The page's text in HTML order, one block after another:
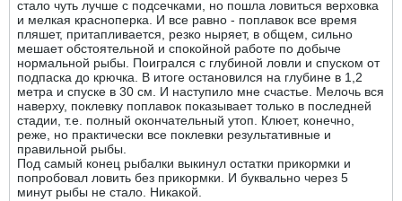
стало чуть лучше с подсечками, но пошла ловиться верховка
и мелкая красноперка. И все равно - поплавок все время
пляшет, притапливается, резко ныряет, в общем, сильно
мешает обстоятельной и спокойной работе по добыче
нормальной рыбы. Поигрался с глубиной ловли и спуском от
подпаска до крючка. В итоге остановился на глубине в 1,2
метра и спуске в 30 см. И наступило мне счастье. Мелочь вся
наверху, поклевку поплавок показывает только в последней
стадии, т.е. полный окончательный утоп. Клюет, конечно,
реже, но практически все поклевки результативные и
правильной рыбы.
Под самый конец рыбалки выкинул остатки прикормки и
попробовал ловить без прикормки. И буквально через 5
минут рыбы не стало. Никакой.